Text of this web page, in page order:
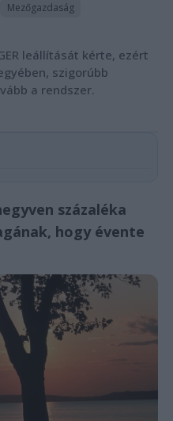
Mezőgazdaság
leállítását kérte, ezért
szigorúbb
a rendszer.
százaléka
hogy évente